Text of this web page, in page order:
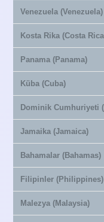
Venezuela (Venezuela)
Kosta Rika (Costa
Panama (Panama)
Küba (Cuba)
Dominik Cumhuriyeti
Jamaika (Jamaica)
Bahamalar (Bahamas)
Filipinler (Philippines)
Malezya (Malaysia)